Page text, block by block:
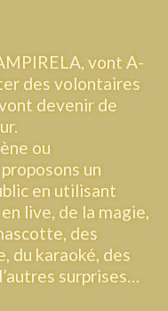
vont A-
des volontaires
devenir de
ou
un
en utilisant
live, de la magie,
des
du karaoké, des
surprises…